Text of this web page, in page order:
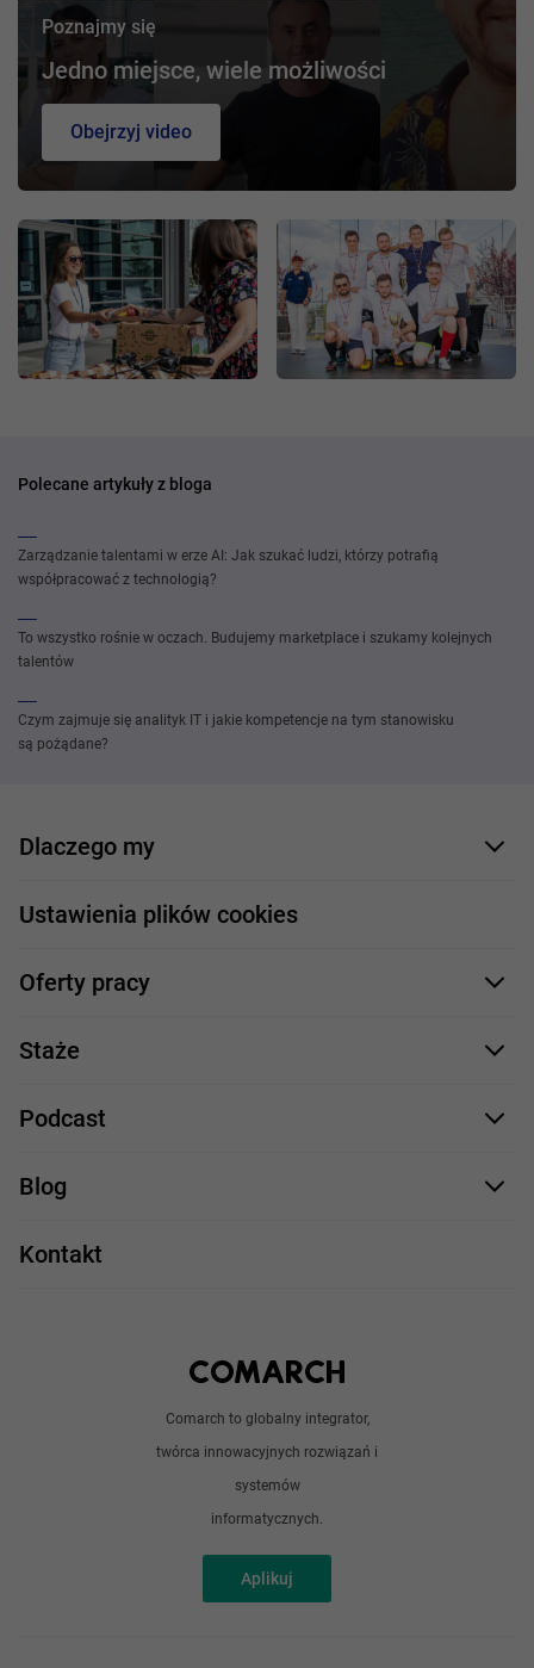
Poznajmy się
Jedno miejsce, wiele możliwości
Obejrzyj video
Polecane artykuły z bloga
Zarządzanie talentami w erze AI: Jak szukać ludzi, którzy potrafią
współpracować z technologią?
To wszystko rośnie w oczach. Budujemy marketplace i szukamy kolejnych
talentów
Czym zajmuje się analityk IT i jakie kompetencje na tym stanowisku
są pożądane?
Comarch to globalny integrator,
twórca innowacyjnych rozwiązań i
systemów
informatycznych.
Aplikuj
Dlaczego my
Nasi pracownicy
Nasze projekty
Profile zawodowe
Ustawienia plików cookies
Oferty pracy
Formularz aplikacyjny
.NET
C++
Doświadczeni programiści
Staże
Staże IT
Podcast
Comarch Careers
Blog
Praca w IT
Kontakt